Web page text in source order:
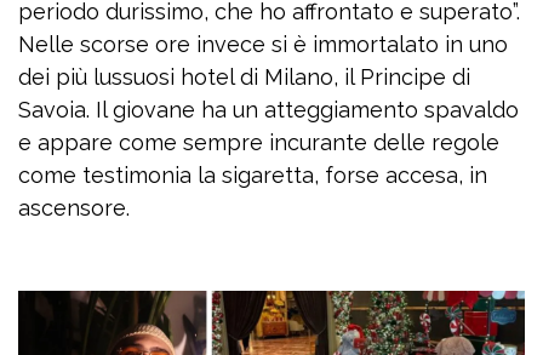
periodo durissimo, che ho affrontato e superato”.
Nelle scorse ore invece si è immortalato in uno
dei più lussuosi hotel di Milano, il Principe di
Savoia. Il giovane ha un atteggiamento spavaldo
e appare come sempre incurante delle regole
come testimonia la sigaretta, forse accesa, in
ascensore.